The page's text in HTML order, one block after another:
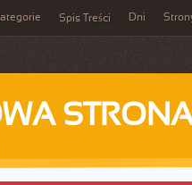
Spis Treści Dni